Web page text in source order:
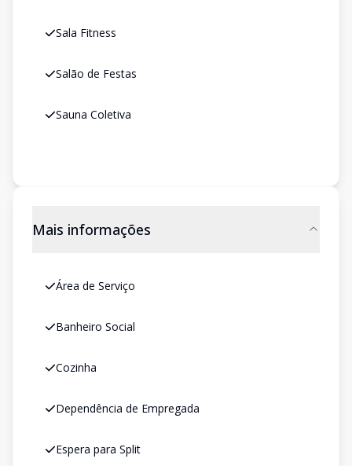
Sala Fitness
Salão de Festas
Sauna Coletiva
Mais informações
Área de Serviço
Banheiro Social
Cozinha
Dependência de Empregada
Espera para Split